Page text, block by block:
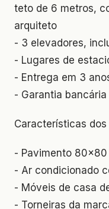
teto de 6 metros,
arquiteto
- 3 elevadores,
- Lugares de
- Entrega em 3
- Garantia bancária
Características
- Pavimento
- Ar condicionado
- Móveis de casa
- Torneiras da